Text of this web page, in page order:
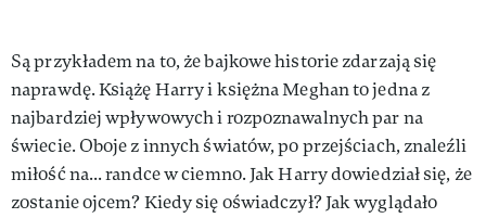
Są przykładem na to, że bajkowe historie zdarzają się
naprawdę. Książę Harry i księżna Meghan to jedna z
najbardziej wpływowych i rozpoznawalnych par na
świecie. Oboje z innych światów, po przejściach, znaleźli
miłość na... randce w ciemno. Jak Harry dowiedział się, że
zostanie ojcem? Kiedy się oświadczył? Jak wyglądało